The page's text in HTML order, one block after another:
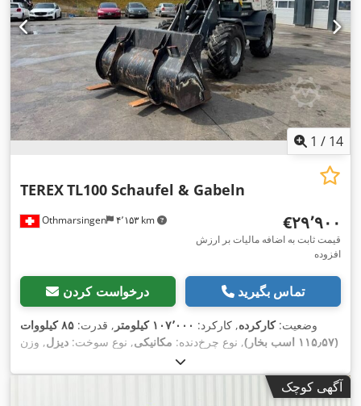
1 / 14
Othmarsingen ۴٬۱۵۳ km
TEREXTL100 Schaufel & Gabeln
‎€۲۹٬۹۰۰
قیمت ثابت به اضافه مالیات بر ارزش
افزوده
درخواست کردن تماس بگیرید
وضعیت:کارکرده, کارکرد: ۱۰۷٬۰۰۰ کیلومتر , قدرت:
۸۵ کیلووات
(۱۱۵٫۵۷ اسب بخار)
, نوع چرخ‌دنده: مکانیکی, نوع سوخت: دیزل, وزن
, ثبت‌نام اولیه:
تجهیزات:فیلتر دوده ,
آگهی کوچک